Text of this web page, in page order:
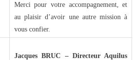
Merci pour votre accompagnement, et
au plaisir d’avoir une autre mission à
vous confier.
Jacques BRUC – Directeur Aquilus